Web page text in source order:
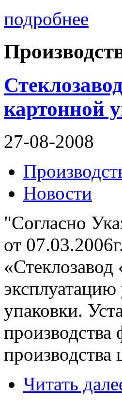
подробнее
картонной
27-08-2008
Новости
"Согласно
от
упаковки.
производства
Читать